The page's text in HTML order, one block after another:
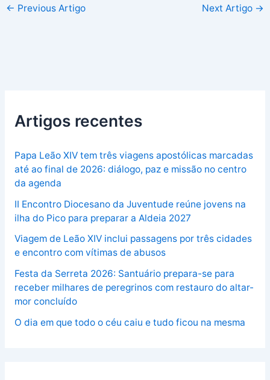
← Previous Artigo Next Artigo →
Artigos recentes
Papa Leão XIV tem três viagens apostólicas marcadas
até ao final de 2026: diálogo, paz e missão no centro
da agenda
II Encontro Diocesano da Juventude reúne jovens na
ilha do Pico para preparar a Aldeia 2027
Viagem de Leão XIV inclui passagens por três cidades
e encontro com vítimas de abusos
Festa da Serreta 2026: Santuário prepara-se para
receber milhares de peregrinos com restauro do altar-
mor concluído
O dia em que todo o céu caiu e tudo ficou na mesma